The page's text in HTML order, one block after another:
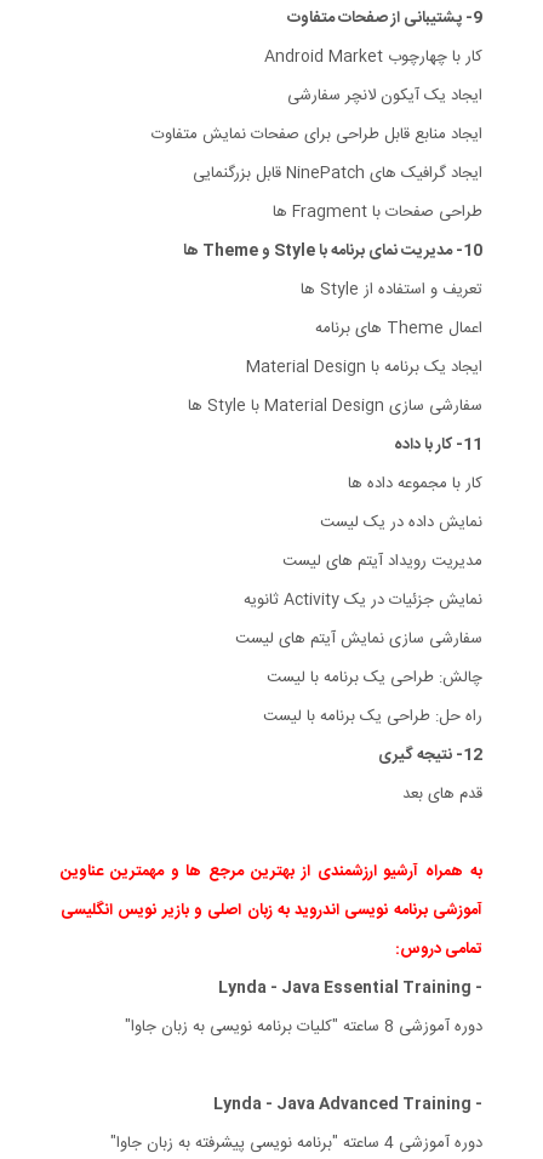
9- پشتیبانی از صفحات متفاوت
کار با چهارچوب Android Market
ایجاد یک آیکون لانچر سفارشی
ایجاد منابع قابل طراحی برای صفحات نمایش متفاوت
ایجاد گرافیک های NinePatch قابل بزرگنمایی
طراحی صفحات با Fragment ها
10- مدیریت نمای برنامه با Style و Theme ها
تعریف و استفاده از Style ها
اعمال Theme های برنامه
ایجاد یک برنامه با Material Design
سفارشی سازی Material Design با Style ها
11- کار با داده
کار با مجموعه داده ها
نمایش داده در یک لیست
مدیریت رویداد آیتم های لیست
نمایش جزئیات در یک Activity ثانویه
سفارشی سازی نمایش آیتم های لیست
چالش: طراحی یک برنامه با لیست
راه حل: طراحی یک برنامه با لیست
12- نتیجه گیری
قدم های بعد
به همراه آرشیو ارزشمندی از بهترین مرجع ها و مهمترین عناوین
آموزشی برنامه نویسی اندروید به زبان اصلی و بازیر نویس انگلیسی
تمامی دروس:
- Lynda - Java Essential Training
دوره آموزشی 8 ساعته "کلیات برنامه نویسی به زبان جاوا"
- Lynda - Java Advanced Training
دوره آموزشی 4 ساعته "برنامه نویسی پیشرفته به زبان جاوا"